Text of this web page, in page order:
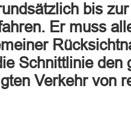
bis
Er muss
Schnittlinie den
Verkehr von